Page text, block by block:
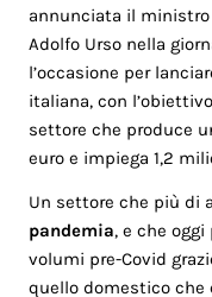
annunciata il
Adolfo Urso nella
l’occasione per
italiana, con
settore che produce
euro e impiega 1,2
Un settore che più di
pandemia, e che
volumi pre-Covid
quello domestico che